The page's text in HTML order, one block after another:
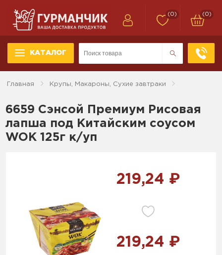
КАТАЛОГ
(0) (0)
Главная Крупы, Макароны, Сухие завтраки
6659 Сэнсой Премиум Рисовая
лапша под Китайским соусом
WOK 125г к/уп
219,24 ₽
219,24 ₽